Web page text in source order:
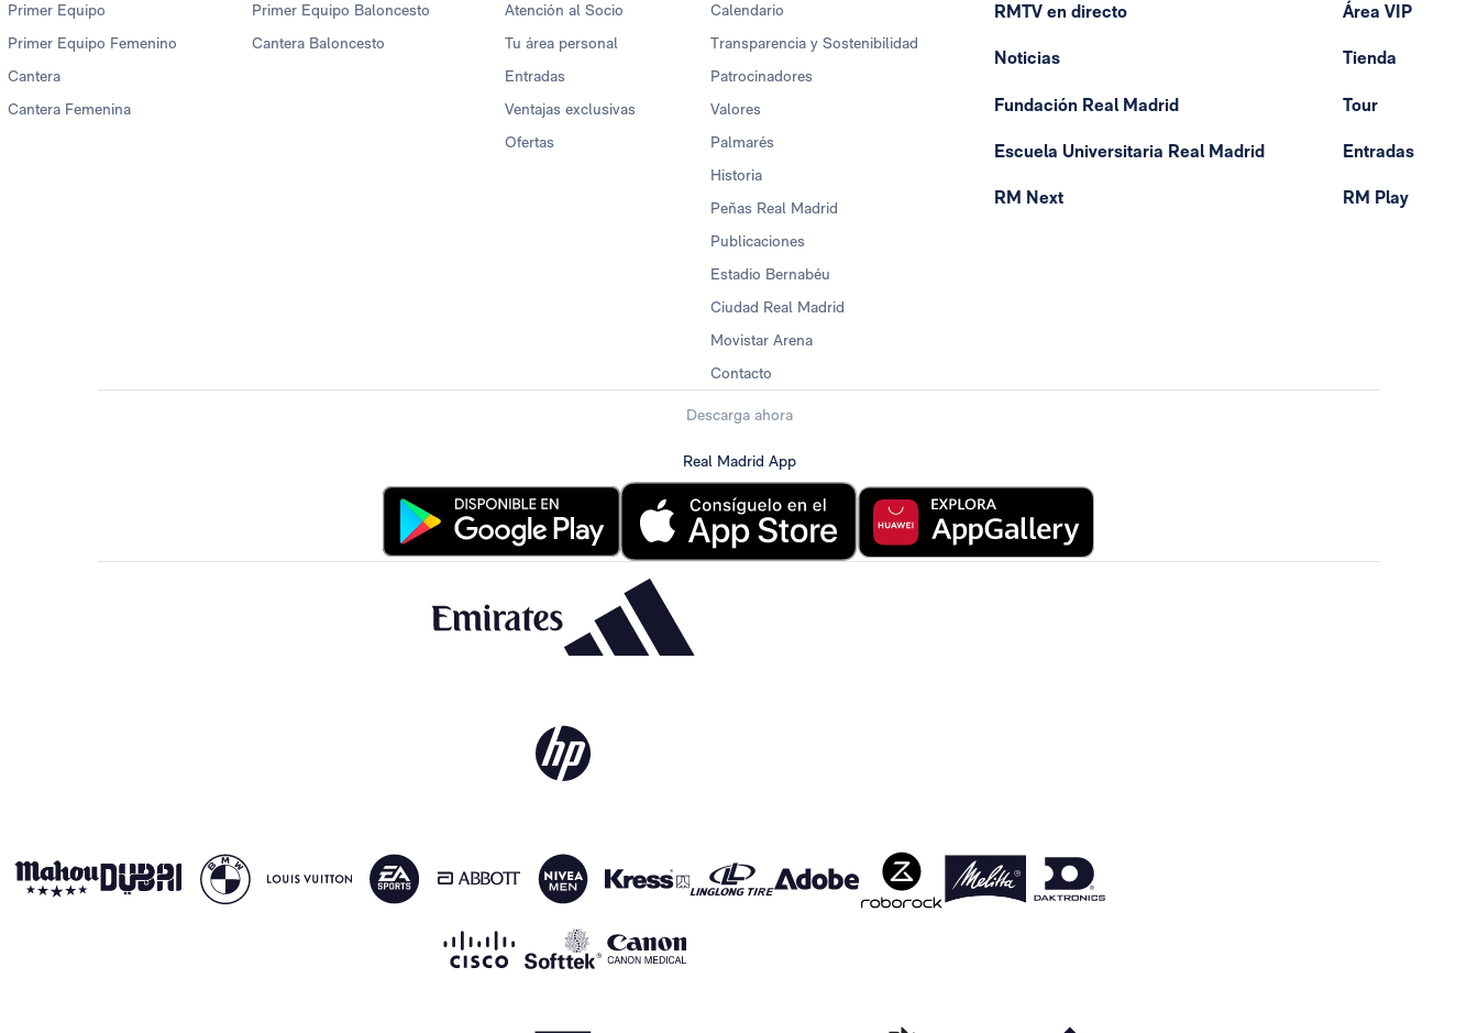
Primer Equipo
Primer Equipo Femenino
Cantera
Cantera Femenina
Primer Equipo Baloncesto
Cantera Baloncesto
Atención al Socio
Tu área personal
Entradas
Ventajas exclusivas
Ofertas
Calendario
Transparencia y Sostenibilidad
Patrocinadores
Valores
Palmarés
Historia
Peñas Real Madrid
Publicaciones
Estadio Bernabéu
Ciudad Real Madrid
Movistar Arena
Contacto
RMTV en directo
Noticias
Fundación Real Madrid
Escuela Universitaria Real Madrid
RM Next
Área VIP
Tienda
Tour
Entradas
RM Play
Descarga ahora
Real Madrid App